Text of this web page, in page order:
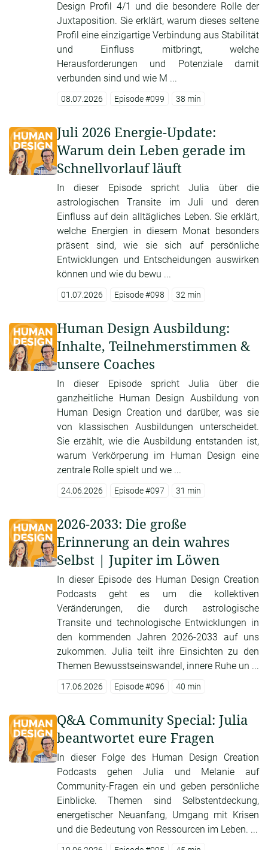
Design Profil 4/1 und die besondere Rolle der
Juxtaposition. Sie erklärt, warum dieses seltene
Profil eine einzigartige Verbindung aus Stabilität
und Einfluss mitbringt, welche
Herausforderungen und Potenziale damit
verbunden sind und wie M ...
08.07.2026 Episode #099 38 min
Juli 2026 Energie-Update:
Warum dein Leben gerade im
Schnellvorlauf läuft
In dieser Episode spricht Julia über die
astrologischen Transite im Juli und deren
Einfluss auf dein alltägliches Leben. Sie erklärt,
welche Energien in diesem Monat besonders
präsent sind, wie sie sich auf persönliche
Entwicklungen und Entscheidungen auswirken
können und wie du bewu ...
01.07.2026 Episode #098 32 min
Human Design Ausbildung:
Inhalte, Teilnehmerstimmen &
unsere Coaches
In dieser Episode spricht Julia über die
ganzheitliche Human Design Ausbildung von
Human Design Creation und darüber, was sie
von klassischen Ausbildungen unterscheidet.
Sie erzählt, wie die Ausbildung entstanden ist,
warum Verkörperung im Human Design eine
zentrale Rolle spielt und we ...
24.06.2026 Episode #097 31 min
2026-2033: Die große
Erinnerung an dein wahres
Selbst | Jupiter im Löwen
In dieser Episode des Human Design Creation
Podcasts geht es um die kollektiven
Veränderungen, die durch astrologische
Transite und technologische Entwicklungen in
den kommenden Jahren 2026-2033 auf uns
zukommen. Julia teilt ihre Einsichten zu den
Themen Bewusstseinswandel, innere Ruhe un ...
17.06.2026 Episode #096 40 min
Q&A Community Special: Julia
beantwortet eure Fragen
In dieser Folge des Human Design Creation
Podcasts gehen Julia und Melanie auf
Community-Fragen ein und geben persönliche
Einblicke. Themen sind Selbstentdeckung,
energetischer Neuanfang, Umgang mit Krisen
und die Bedeutung von Ressourcen im Leben. ...